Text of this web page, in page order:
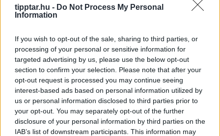
tipptar.hu - Do Not Process My Personal
Information
If you wish to opt-out of the sale, sharing to third parties, or
processing of your personal or sensitive information for
targeted advertising by us, please use the below opt-out
section to confirm your selection. Please note that after your
opt-out request is processed you may continue seeing
interest-based ads based on personal information utilized by
us or personal information disclosed to third parties prior to
your opt-out. You may separately opt-out of the further
disclosure of your personal information by third parties on the
IAB’s list of downstream participants. This information may
Fungus Dries Up And Falls Off After The
First Use